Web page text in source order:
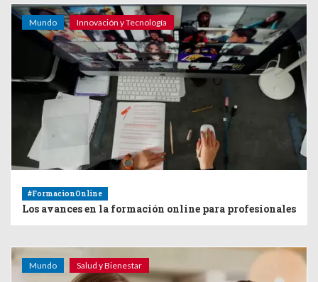
Mundo Innovación y Tecnología
#FormacionOnline
Los avances en la formación online para profesionales
Mundo Salud y Bienestar